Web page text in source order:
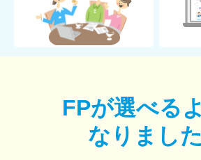
FPが選べる
なりました